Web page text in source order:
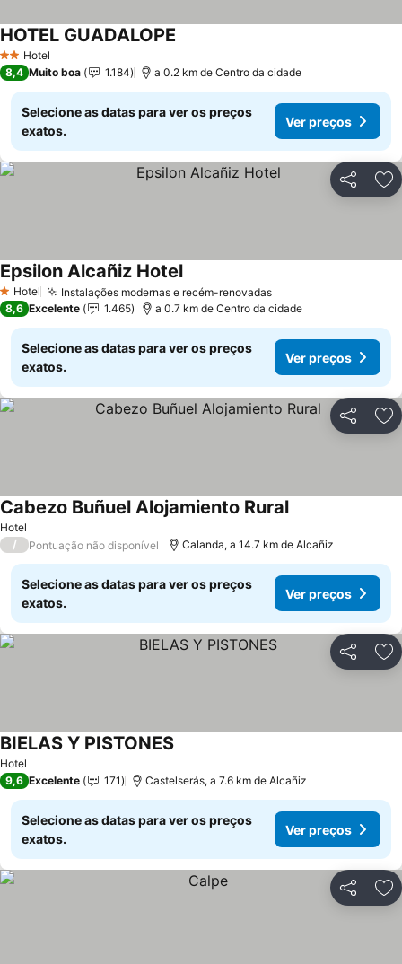
2 Estrelas
Hotel
HOTEL GUADALOPE
8,4 Muito boa 1.184 a 0.2 km de Centro da cidade
Selecione as datas para ver os preços
exatos.
Ver preços
Partilhar
1 Estrelas
Hotel Instalações modernas e recém-renovadasVer preços
Epsilon Alcañiz HotelVer preços
8,6 Excelente 1.465 a 0.7 km de Centro da cidade
Selecione as datas para ver os preços
exatos.
Ver preços
Partilhar
Hotel
Cabezo Buñuel Alojamiento RuralVer preços
/ Pontuação não disponível Calanda, a 14.7 km de Alcañiz
Selecione as datas para ver os preços
exatos.
Ver preços
Partilhar
Hotel
BIELAS Y PISTONES
9,6 Excelente 171 Castelserás, a 7.6 km de Alcañiz
Selecione as datas para ver os preços
exatos.
Ver preços
Partilhar